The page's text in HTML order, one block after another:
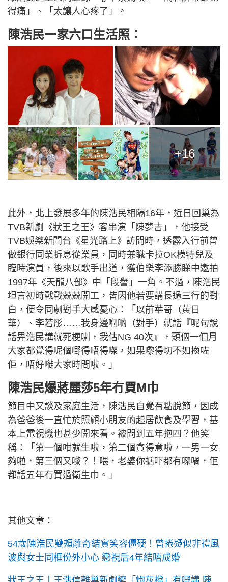
得痛」、「太讓人心疼了」。
陳浩民一家六口生活照：
+16
此外，北上發展多年的陳浩民相隔16年，近日回巢為
TVB新劇《狀王之王》客串演「陳夢吉」，他接受
TVB娛樂新聞台《星光路上》訪問時，透露入行前曾
做銀行同業拆息從業員，同時兼職卡拉OK模特兒及
臨時演員，後來以歌手出道，獲伯樂李添勝睇中邀拍
1997年《天龍八部》中「段譽」一角。不過，陳浩民
坦言初時戰戰兢兢開工，皆因他若要講長過三行的對
白，便令同劇對手大感憂心：「以前華哥（黃日
華）、李若彤……我身邊嗰啲（對手）就話『呢句說
話畀浩民講就死梗喇，我估NG 40次』，頭個一個月
大家都覺得呢個嘢得唔得㗎，如果嚟得切不如換咗
佢，唔好嘥大家時間啦。」
陳浩民爆蔣麗莎5年冇買M巾
節目中又談及家庭生活，陳浩民自覺有點脫節，因成
為爸爸後一直忙於照顧小朋友的起居飲食及學習，基
本上電視機也甚少開來看。被問到五年抱四？他笑
稱：「第一個咁就生啦，第二個貪得意啦，一男一女
夠啦，第三個又嚟？！喂，老婆你掂吓都有㗎喎，佢
都話五年冇買過衛生巾。」
其他文章：
54歲陳浩民雙頰離奇結實笑容僵硬！曾捲疑似非禮風
波與女士同框份外小心 戀視后4年結唔成婚